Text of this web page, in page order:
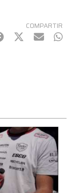
COMPARTIR
Twitter
mail